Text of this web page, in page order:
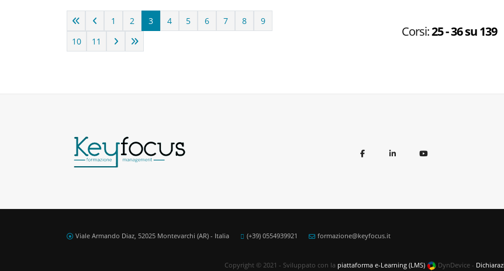
1 2 3 4 5 6 7 8
9
10
11
Corsi:25 - 36 su 139
Viale Armando Diaz, 52025 Montevarchi (AR) - Italia (+39) 0554939921 formazione@keyfocus.it
Copyright © 2021 - Sviluppato con la piattaforma e-Learning (LMS) DynDevice -